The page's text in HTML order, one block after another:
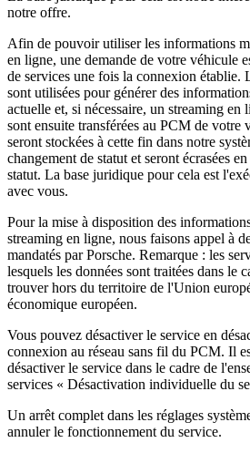
notre offre.
Afin de pouvoir utiliser les informations
en ligne, une demande de votre véhicule
de services une fois la connexion établie.
sont utilisées pour générer des
actuelle et, si nécessaire, un streaming
sont ensuite transférées au PCM de votre
seront stockées à cette fin dans notre
changement de statut et seront écrasées
statut. La base juridique pour cela est
avec vous.
Pour la mise à disposition des
streaming en ligne, nous faisons appel à
mandatés par Porsche. Remarque : les
lesquels les données sont traitées dans le
trouver hors du territoire de l'Union
économique européen.
Vous pouvez désactiver le service en
connexion au réseau sans fil du PCM. Il
désactiver le service dans le cadre de
services « Désactivation individuelle du
Un arrêt complet dans les réglages
annuler le fonctionnement du service.